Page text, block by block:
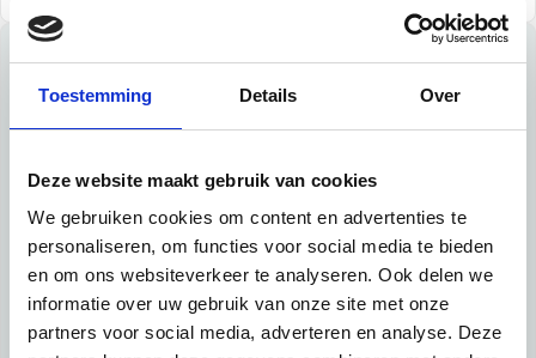
Toestemming Details Over
Deze website maakt gebruik van cookies
We gebruiken cookies om content en advertenties te
personaliseren, om functies voor social media te bieden
en om ons websiteverkeer te analyseren. Ook delen we
informatie over uw gebruik van onze site met onze
partners voor social media, adverteren en analyse. Deze
Tips
Tip 1:
Schrijf een duidelijke introductie en geef de volgende
informatie mee:
Ben je student, werkachtig of werkzoekend